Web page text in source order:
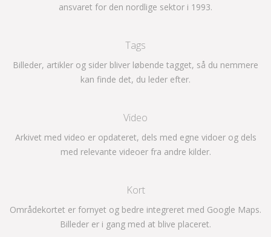
ansvaret for den nordlige sektor i 1993.
Tags
Billeder, artikler og sider bliver løbende tagget, så du nemmere
kan finde det, du leder efter.
Video
Arkivet med video er opdateret, dels med egne vidoer og dels
med relevante videoer fra andre kilder.
Kort
Områdekortet er fornyet og bedre integreret med Google Maps.
Billeder er i gang med at blive placeret.